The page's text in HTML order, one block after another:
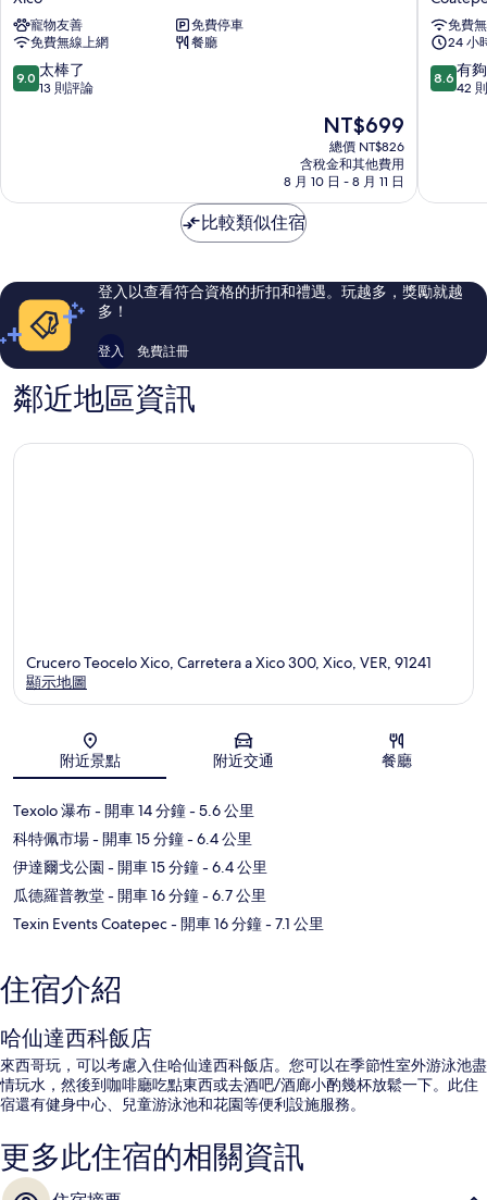
波
蘭
飯
店
Xico
寵物友善
免費停車
免費無線上網
餐廳
9.0
分，
棒
評
論
9.0 太棒了
13 則評論
現
在
價
格
為
NT$699
總價 NT$826
含稅金和其他費用
8 月 10 日 - 8 月 11 日
飯
店免費
24 小
8.6
分，
夠
評
論
8.6 有
42
比較類似住宿
登入以查看符合資格的折扣和禮遇。玩越多，獎勵就越
多！
登入 免費註冊
鄰近地區資訊
地圖
Crucero Teocelo Xico, Carretera a Xico 300, Xico, VER, 91241
顯示地圖
附近景點 附近交通 餐廳
Texolo 瀑布- 開車 14 分鐘- 5.6 公里
科特佩市場- 開車 15 分鐘- 6.4 公里
伊達爾戈公園 - 開車 15 分鐘- 6.4 公里
瓜德羅普教堂- 開車 16 分鐘- 6.7 公里
Texin Events Coatepec- 開車 16 分鐘- 7.1 公里
住宿介紹
哈仙達西科飯店
來西哥玩，可以考慮入住哈仙達西科飯店。您可以在季節性室外游泳池盡
情玩水，然後到咖啡廳吃點東西或去酒吧/酒廊小酌幾杯放鬆一下。此住
宿還有健身中心、兒童游泳池和花園等便利設施服務。
更多此住宿的相關資訊